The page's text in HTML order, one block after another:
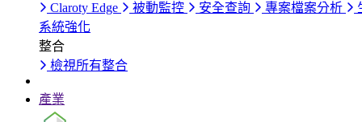
Claroty Edge
被動監控 安全查詢 專案檔案分析
系統強化
整合
檢視所有整合
產業